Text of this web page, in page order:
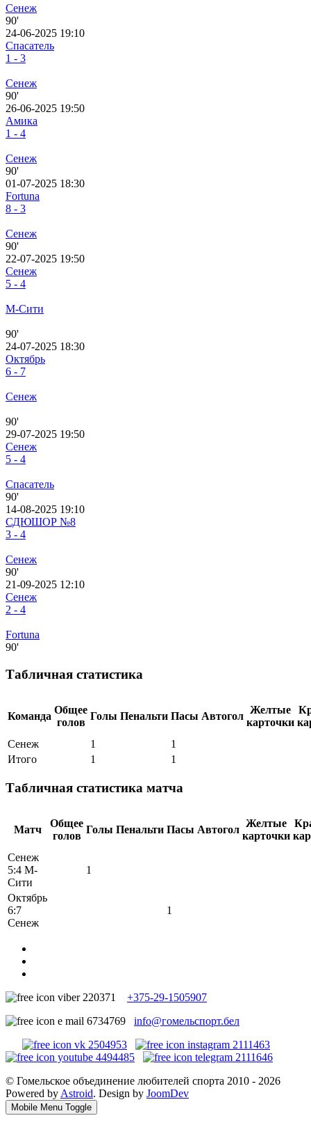
Сенеж
90'
24-06-2025 19:10
Спасатель
1 - 3
Сенеж
90'
26-06-2025 19:50
Амика
1 - 4
Сенеж
90'
01-07-2025 18:30
Fortuna
8 - 3
Сенеж
90'
22-07-2025 19:50
Сенеж
5 - 4
М-Сити
90'
24-07-2025 18:30
Октябрь
6 - 7
Сенеж
90'
29-07-2025 19:50
Сенеж
5 - 4
Спасатель
90'
14-08-2025 19:10
СДЮШОР №8
3 - 4
Сенеж
90'
21-09-2025 12:10
Сенеж
2 - 4
Fortuna
90'
Табличная статистика
Команда
Общее
голов
Голы Пенальти Пасы Автогол
Желтые
карточки
Сенеж
1
1
Итого
1 1
Табличная статистика матча
Матч
Общее
голов
Голы Пенальти Пасы Автогол
Желтые
карточки
Сенеж
5:4 М-
Сити
1
Октябрь
6:7
Сенеж
1
+375-29-1505907
info@гомельспорт.бел
© Гомельское объединение любителей спорта 2010 - 2026
Powered by Astroid. Design by JoomDev
Mobile Menu Toggle